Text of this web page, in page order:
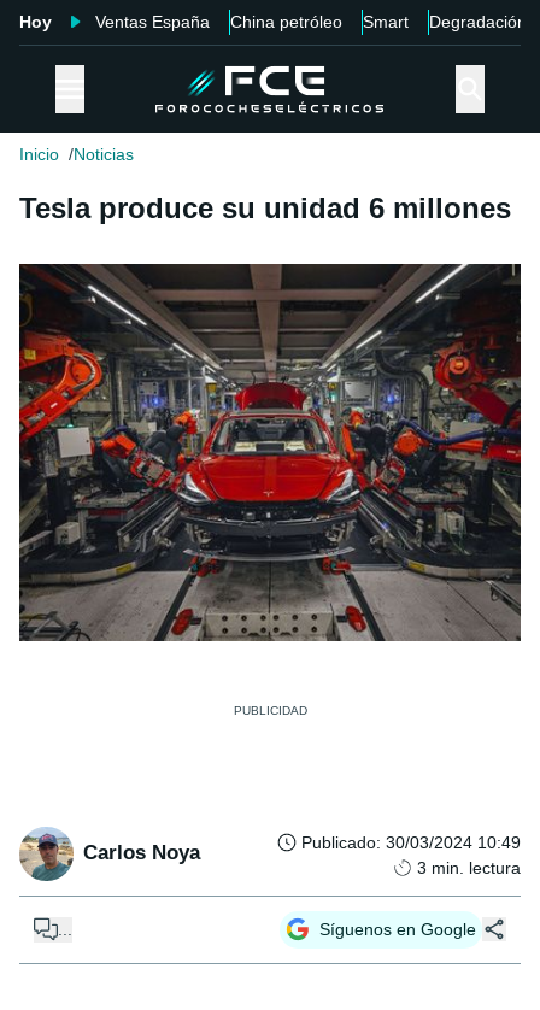
Hoy Ventas España China petróleo Smart Degradación
Inicio Noticias
Tesla produce su unidad 6 millones
Carlos Noya Publicado: 30/03/2024 10:49
3 min. lectura
Síguenos en Google